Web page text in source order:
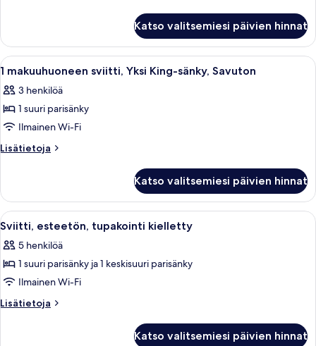
kuvat
sänky,
Savuton,
Inva
Katso valitsemiesi päivien hinnat
Avaa
kaikki
huonetyypin
1
makuuhuoneen
sviitti,
sänky,
Savuton
kuvat
Hotellihuone, jossa on sänky,
4
1 makuuhuoneen sviitti, Yksi King-sänky, Savuton
3 henkilöä
1 suuri parisänky
Ilmainen Wi-Fi
Lisätietoja
Lisätietoja
sviitti,
Yksi
King-
Savuton
Katso valitsemiesi päivien hinnat
Avaa
kaikki
huonetyypin
Sviitti,
esteetön,
tupakointi
Hotellihuone, jossa on suuri sänky,
6
Sviitti, esteetön, tupakointi kielletty
5 henkilöä
1 suuri parisänky ja 1 keskisuuri parisänky
Ilmainen Wi-Fi
Lisätietoja
Lisätietoja
Katso valitsemiesi päivien hinnat